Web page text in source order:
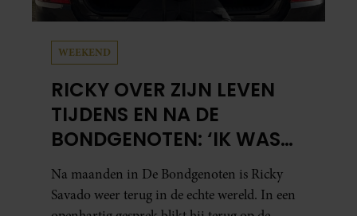
WEEKEND
RICKY OVER ZIJN LEVEN
TIJDENS EN NA DE
BONDGENOTEN: ‘IK WAS
MENTAAL EN FYSIEK
UITGEPUT’
Na maanden in De Bondgenoten is Ricky
Savado weer terug in de echte wereld. In een